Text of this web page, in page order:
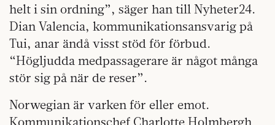
helt i sin ordning”, säger han till Nyheter24.
Dian Valencia, kommunikationsansvarig på
Tui, anar ändå visst stöd för förbud.
“Högljudda medpassagerare är något många
stör sig på när de reser”.
Norwegian är varken för eller emot.
Kommunikationschef Charlotte Holmbergh